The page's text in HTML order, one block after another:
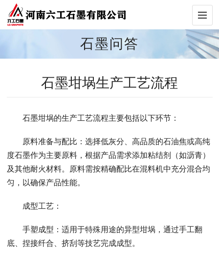
石墨问答
石墨坩埚生产工艺流程
石墨坩埚的生产工艺流程主要包括以下环节：
原料准备与配比：选择低灰分、高品质的石油焦或高纯
度石墨作为主要原料，根据产品需求添加粘结剂（如沥青）
及其他耐火材料。原料需按精确配比在混料机中充分混合均
匀，以确保产品性能。
成型工艺：
手塑成型：适用于特殊用途的异型坩埚，通过手工翻
底、捏接纤合、挤刮等技艺完成成型。